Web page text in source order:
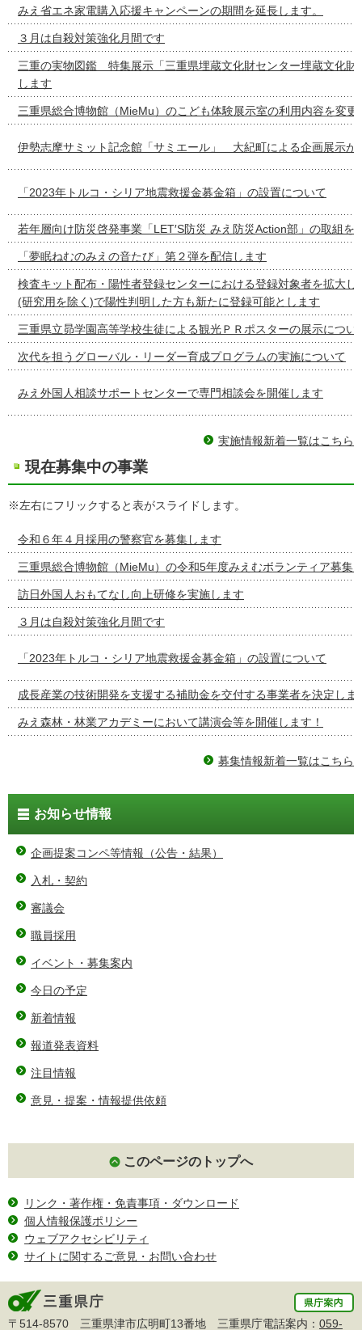
みえ省エネ家電購入応援キャンペーンの期間を延長します。
３月は自殺対策強化月間です
三重の実物図鑑 特集展示「三重県埋蔵文化財センター埋蔵文化財
します
三重県総合博物館（MieMu）のこども体験展示室の利用内容を変更
伊勢志摩サミット記念館「サミエール」 大紀町による企画展示が
「2023年トルコ・シリア地震救援金募金箱」の設置について
若年層向け防災啓発事業「LET′S防災 みえ防災Action部」の取組を
「夢眠ねむのみえの音たび」第２弾を配信します
検査キット配布・陽性者登録センターにおける登録対象者を拡大し
(研究用を除く)で陽性判明した方も新たに登録可能とします
三重県立昴学園高等学校生徒による観光ＰＲポスターの展示につい
次代を担うグローバル・リーダー育成プログラムの実施について
みえ外国人相談サポートセンターで専門相談会を開催します
実施情報新着一覧はこちら
現在募集中の事業
※左右にフリックすると表がスライドします。
令和６年４月採用の警察官を募集します
三重県総合博物館（MieMu）の令和5年度みえむボランティア募集
訪日外国人おもてなし向上研修を実施します
３月は自殺対策強化月間です
「2023年トルコ・シリア地震救援金募金箱」の設置について
成長産業の技術開発を支援する補助金を交付する事業者を決定しま
みえ森林・林業アカデミーにおいて講演会等を開催します！
募集情報新着一覧はこちら
お知らせ情報
企画提案コンペ等情報（公告・結果）
入札・契約
審議会
職員採用
イベント・募集案内
今日の予定
新着情報
報道発表資料
注目情報
意見・提案・情報提供依頼
このページのトップへ
リンク・著作権・免責事項・ダウンロード
個人情報保護ポリシー
ウェブアクセシビリティ
サイトに関するご意見・お問い合わせ
〒514-8570 三重県津市広明町13番地 三重県庁電話案内： 059-